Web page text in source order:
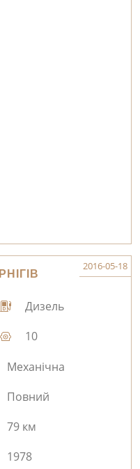
2016-05-18
Дизель
10
Механічна
Повний
79 км
1978